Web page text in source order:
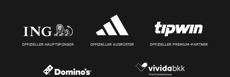
OFFIZIELLER HAUPTSPONSOR OFFIZIELLER AUSRÜSTER OFFIZIELLER PREMIUM-PARTNER